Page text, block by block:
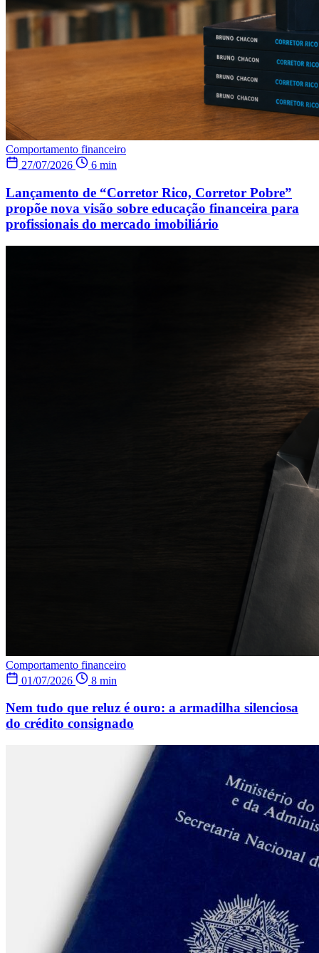
Comportamento financeiro
27/07/2026
6 min
Lançamento de “Corretor Rico, Corretor Pobre”
propõe nova visão sobre educação financeira para
profissionais do mercado imobiliário
Comportamento financeiro
01/07/2026
8 min
Nem tudo que reluz é ouro: a armadilha silenciosa
do crédito consignado